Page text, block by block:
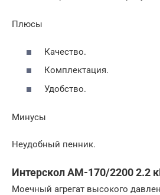
Плюсы
Качество.
Комплектация.
Удобство.
Минусы
Неудобный пенник.
Интерскол АМ-170/2200 2.2
Моечный агрегат высокого